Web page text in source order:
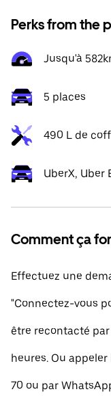
Perks from the
Jusqu'à
5 places
490 L de
UberX, Uber
Comment ça
Effectuez une
"Connectez-vous
être recontacté
heures. Ou
70 ou par